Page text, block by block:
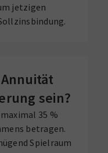
jetzigen
sein?
35 %
betragen.
Spielraum